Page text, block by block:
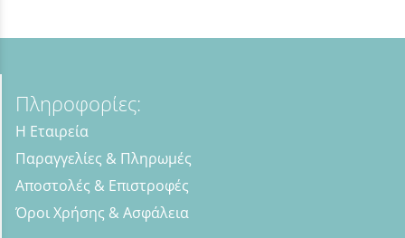
Πληροφορίες:
Η Εταιρεία
Παραγγελίες & Πληρωμές
Αποστολές & Επιστροφές
Όροι Χρήσης & Ασφάλεια